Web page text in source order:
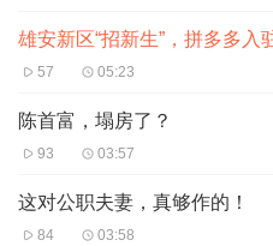
外界注意到，拼多多雄安新
断，这家新公司绝非一家传
服务和数字化建设能力的新型
换言之，拼多多的传统电商
交易帮助“卖商品”，雄安新
57 05:23
陈首富，塌房了？
93 03:57
这对公职夫妻，真够作的！
84 03:58